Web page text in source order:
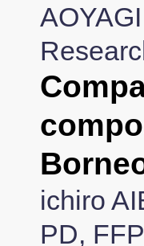
ichiro
PD,